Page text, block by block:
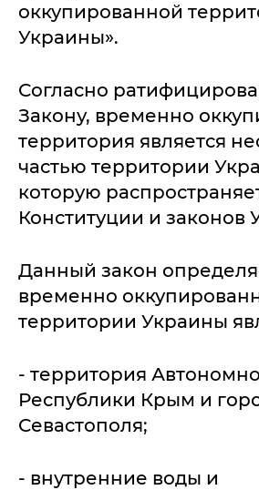
оккупированной
Украины».
Согласно
Закону, временно
территория является
частью территории
которую
Конституции и законов
Данный закон
временно
территории Украины
- территория
Республики Крым и
Севастополя;
- внутренние воды и